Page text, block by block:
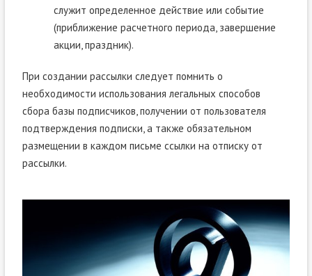
служит определенное действие или событие
(приближение расчетного периода, завершение
акции, праздник).
При создании рассылки следует помнить о
необходимости использования легальных способов
сбора базы подписчиков, получении от пользователя
подтверждения подписки, а также обязательном
размещении в каждом письме ссылки на отписку от
рассылки.